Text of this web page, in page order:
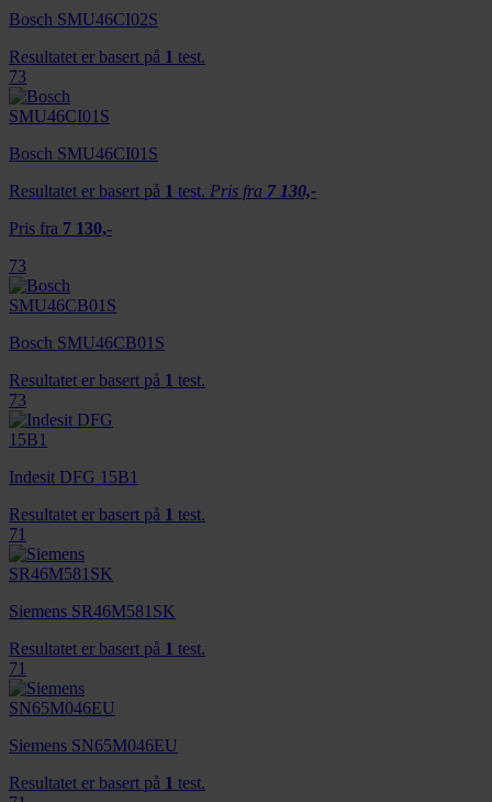
Bosch SMU46CI02S
Resultatet er basert på 1 test.
73
Bosch SMU46CI01S
Resultatet er basert på 1 test. Pris fra 7 130,-
Pris fra 7 130,-
73
Bosch SMU46CB01S
Resultatet er basert på 1 test.
73
Indesit DFG 15B1
Resultatet er basert på 1 test.
71
Siemens SR46M581SK
Resultatet er basert på 1 test.
71
Siemens SN65M046EU
Resultatet er basert på 1 test.